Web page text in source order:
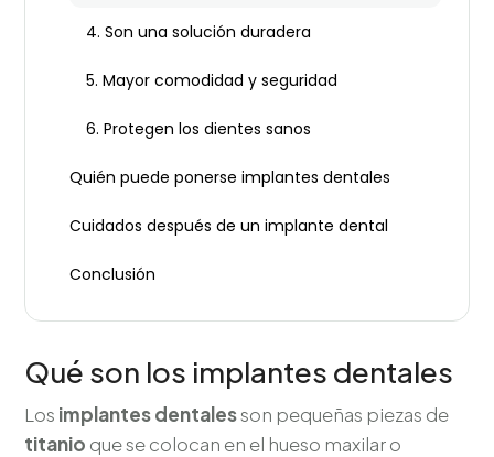
4. Son una solución duradera
5. Mayor comodidad y seguridad
6. Protegen los dientes sanos
Quién puede ponerse implantes dentales
Cuidados después de un implante dental
Conclusión
Qué son los implantes dentales
Los implantes dentalesson pequeñas piezas de
titanio que se colocan en el hueso maxilar o